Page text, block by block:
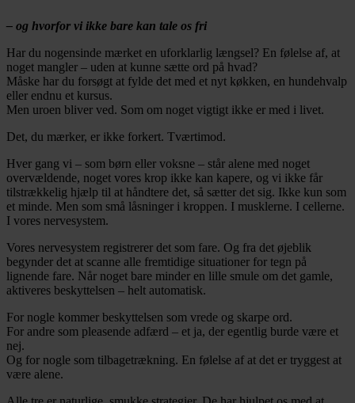
– og hvorfor vi ikke bare kan tale os fri
Har du nogensinde mærket en uforklarlig længsel? En følelse af, at
noget mangler – uden at kunne sætte ord på hvad?
Måske har du forsøgt at fylde det med et nyt køkken, en hundehvalp
eller endnu et kursus.
Men uroen bliver ved. Som om noget vigtigt ikke er med i livet.
Det, du mærker, er ikke forkert. Tværtimod.
Hver gang vi – som børn eller voksne – står alene med noget
overvældende, noget vores krop ikke kan kapere, og vi ikke får
tilstrækkelig hjælp til at håndtere det, så sætter det sig. Ikke kun som
et minde. Men som små låsninger i kroppen. I musklerne. I cellerne.
I vores nervesystem.
Vores nervesystem registrerer det som fare. Og fra det øjeblik
begynder det at scanne alle fremtidige situationer for tegn på
lignende fare. Når noget bare minder en lille smule om det gamle,
aktiveres beskyttelsen – helt automatisk.
For nogle kommer beskyttelsen som vrede og skarpe ord.
For andre som pleasende adfærd – et ja, der egentlig burde være et
nej.
Og for nogle som tilbagetrækning. En følelse af at det er tryggest at
være alene.